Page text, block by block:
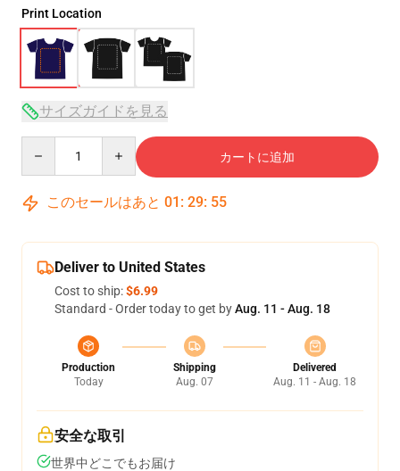
Print Location
サイズガイドを見る
カートに追加
このセールはあと 01 : 29: 54
Deliver to United States
Cost to ship:$6.99
Standard - Order today to get byAug. 11 - Aug. 18
Production
Today
Shipping
Aug. 07
Delivered
Aug. 11 - Aug. 18
安全な取引
世界中どこでもお届け